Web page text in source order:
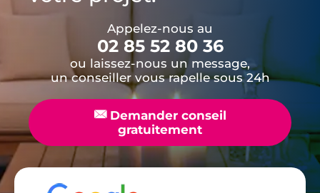
Appelez-nous au
02 85 52 80 36
ou laissez-nous un message,
un conseiller vous rapelle sous 24h
📧Demander conseil
gratuitement